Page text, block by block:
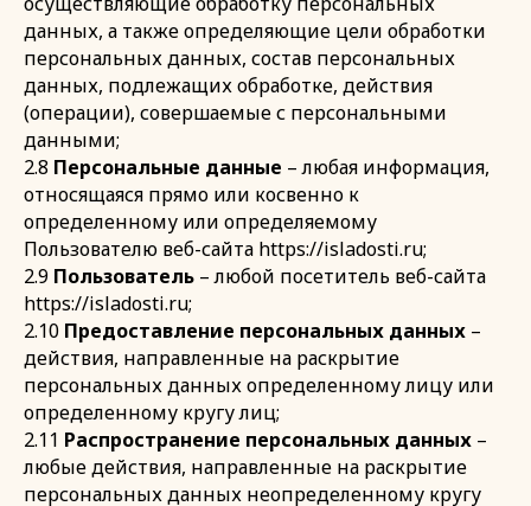
данных, а также определяющие цели обработки
персональных данных, состав персональных
данных, подлежащих обработке, действия
(операции), совершаемые с персональными
данными;
2.8 Персональные данные – любая информация,
относящаяся прямо или косвенно к
определенному или определяемому
Пользователю веб-сайта https://isladosti.ru;
2.9 Пользователь – любой посетитель веб-сайта
https://isladosti.ru;
2.10 Предоставление персональных данных –
действия, направленные на раскрытие
персональных данных определенному лицу или
определенному кругу лиц;
2.11 Распространение персональных данных –
любые действия, направленные на раскрытие
персональных данных неопределенному кругу